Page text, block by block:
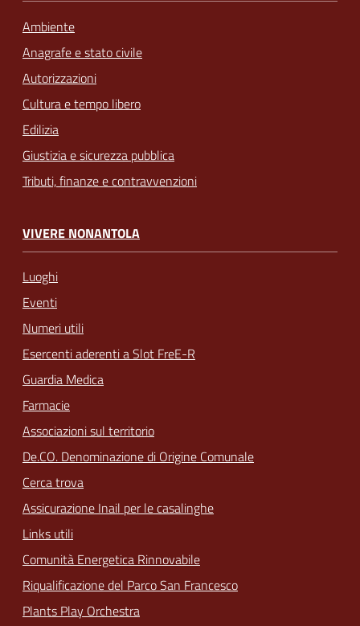
Ambiente
Anagrafe e stato civile
Autorizzazioni
Cultura e tempo libero
Edilizia
Giustizia e sicurezza pubblica
Tributi, finanze e contravvenzioni
VIVERE NONANTOLA
Luoghi
Eventi
Numeri utili
Esercenti aderenti a Slot FreE-R
Guardia Medica
Farmacie
Associazioni sul territorio
De.CO. Denominazione di Origine Comunale
Cerca trova
Assicurazione Inail per le casalinghe
Links utili
Comunità Energetica Rinnovabile
Riqualificazione del Parco San Francesco
Plants Play Orchestra